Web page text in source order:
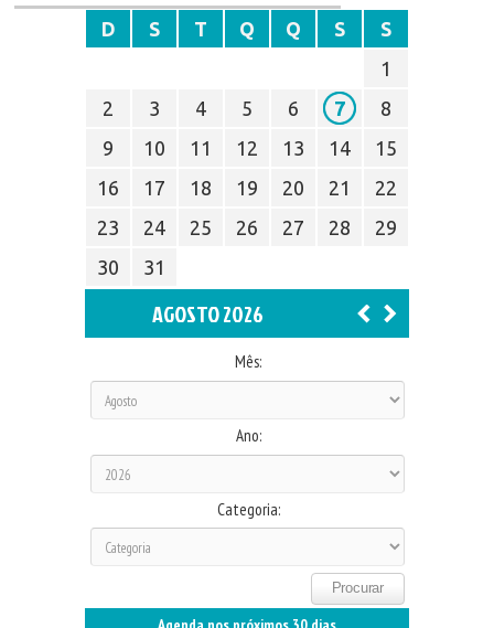
D S T Q Q S
S
1
2
3 4 5 6 7
8
9
10 11 12 13 14
15
16
17 18 19 20 21
22
23
24 25 26 27 28
29
30
31
AGOSTO 2026
Mês:
Ano:
Categoria: